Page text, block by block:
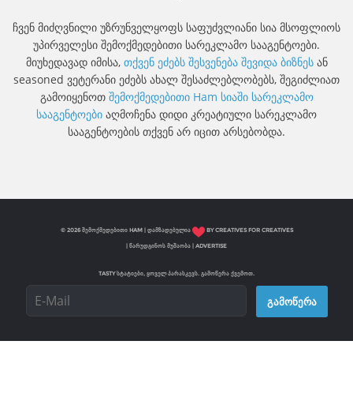
ჩვენ მიძღვნილი უზრუნველყოფს საფუძვლიანი სია მსოფლიოს
უპირველესი შემოქმედებითი სარეკლამო სააგენტოები.
მიუხედავად იმისა, თქვენ ეძებს შესვენება შევიდა ბიზნესან
seasoned ვეტერანი ეძებს ახალ შესაძლებლობებს, შეგიძლიათ
გამოიყენოთ შემოქმედებითი Ham სიაში სარეკლამო
სააგენტოები აღმოჩენა დიდი კრეატიული სარეკლამო
სააგენტოების თქვენ არ იცით არსებობდა.
© 2026 ᲨᲔᲛᲝᲥᲛᲔᲓᲔᲑᲘᲗᲘ HAM | ᲓᲐᲛᲖᲐᲓᲔᲑᲣᲚᲘᲐ BY CREATIVES FOR CREATIVES
ᲬᲐᲠᲣᲓᲒᲘᲜᲝᲡ ᲛᲣᲨᲐᲝᲑᲐ ADVERTISE
TASTY ᲡᲢᲐᲢᲘᲔᲑᲘ, ᲧᲝᲕᲔᲚ ᲞᲐᲠᲐᲡᲙᲔᲕᲡ. ᲒᲐᲛᲝᲬᲔᲠᲐ ᲥᲕᲔᲛᲝᲗ.